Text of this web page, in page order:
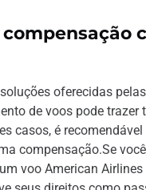
oferecidas
de voos pode trazer
casos, é
compensação.Se
voo American Airlines